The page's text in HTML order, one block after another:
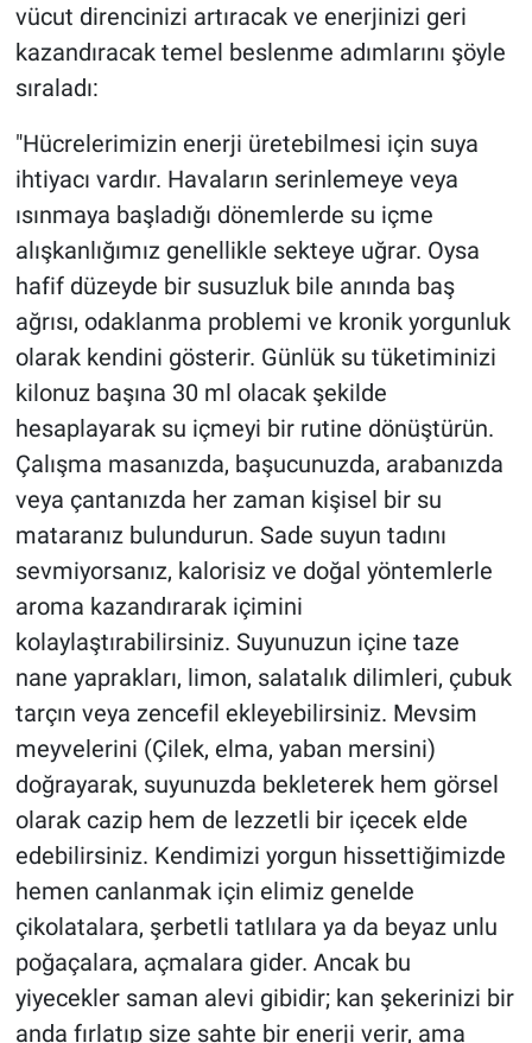
vücut direncinizi artıracak ve enerjinizi geri
kazandıracak temel beslenme adımlarını şöyle
sıraladı:
"Hücrelerimizin enerji üretebilmesi için suya
ihtiyacı vardır. Havaların serinlemeye veya
ısınmaya başladığı dönemlerde su içme
alışkanlığımız genellikle sekteye uğrar. Oysa
hafif düzeyde bir susuzluk bile anında baş
ağrısı, odaklanma problemi ve kronik yorgunluk
olarak kendini gösterir. Günlük su tüketiminizi
kilonuz başına 30 ml olacak şekilde
hesaplayarak su içmeyi bir rutine dönüştürün.
Çalışma masanızda, başucunuzda, arabanızda
veya çantanızda her zaman kişisel bir su
mataranız bulundurun. Sade suyun tadını
sevmiyorsanız, kalorisiz ve doğal yöntemlerle
aroma kazandırarak içimini
kolaylaştırabilirsiniz. Suyunuzun içine taze
nane yaprakları, limon, salatalık dilimleri, çubuk
tarçın veya zencefil ekleyebilirsiniz. Mevsim
meyvelerini (Çilek, elma, yaban mersini)
doğrayarak, suyunuzda bekleterek hem görsel
olarak cazip hem de lezzetli bir içecek elde
edebilirsiniz. Kendimizi yorgun hissettiğimizde
hemen canlanmak için elimiz genelde
çikolatalara, şerbetli tatlılara ya da beyaz unlu
poğaçalara, açmalara gider. Ancak bu
yiyecekler saman alevi gibidir; kan şekerinizi bir
anda fırlatıp size sahte bir enerji verir, ama